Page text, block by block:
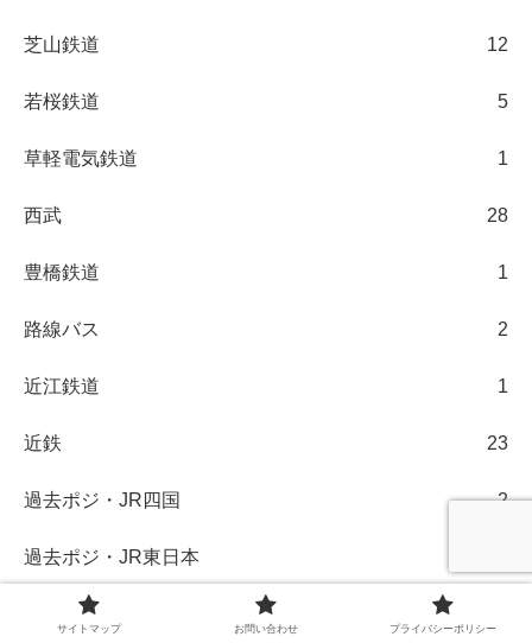
芝山鉄道 12
若桜鉄道 5
草軽電気鉄道 1
西武 28
豊橋鉄道 1
路線バス 2
近江鉄道 1
近鉄 23
過去ポジ・JR四国 2
過去ポジ・JR東日本
過去ポジ・JR東海
サイトマップ お問い合わせ プライバシーポリシー